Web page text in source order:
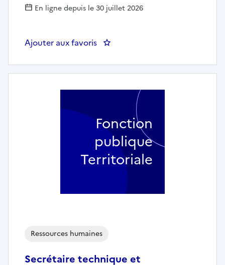
En ligne depuis le 30 juillet 2026
Ajouter aux favoris : Agent Administratif (h/f) -
Secrétaire technique et
Ressources humaines
Fonction
publique
Territoriale